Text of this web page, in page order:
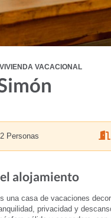
VACACIONAL
2 Personas
alojamiento
una casa de vacaciones
privacidad y